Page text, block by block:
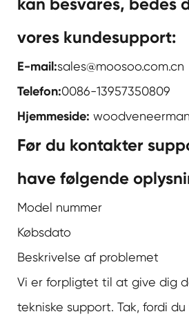
vores kundesupport:
E-mail:sales@moosoo.com.cn
Telefon:0086-13957350809
Hjemmeside:
Før du kontakter
have følgende
Model nummer
Købsdato
Beskrivelse af problemet
Vi er forpligtet til at give dig
tekniske support. Tak, fordi